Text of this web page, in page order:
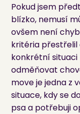
Pokud jsem
blízko, nemusí
ovšem není
kritéria
konkrétní
odměňovat
move je jedna z
situace, kdy se
psa a potřebuji